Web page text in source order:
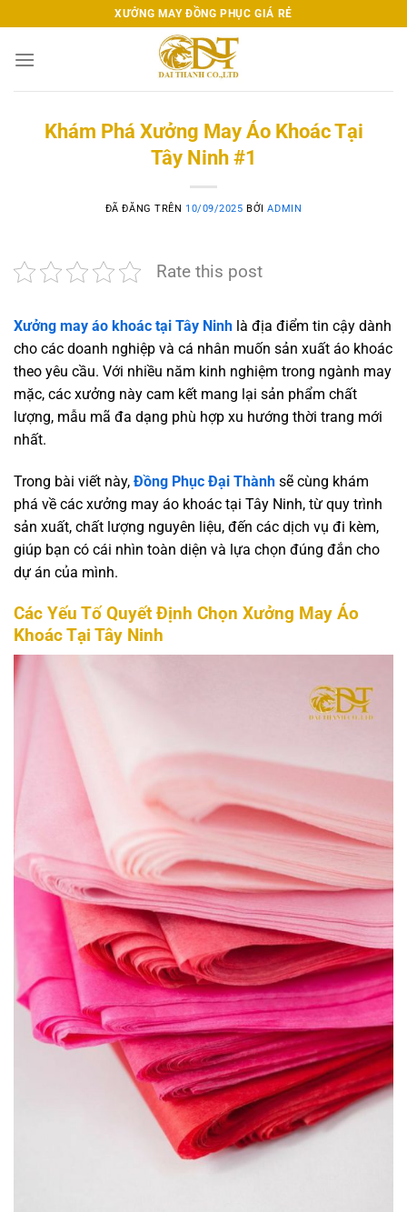
đến
nội
XƯỞNG MAY ĐỒNG PHỤC GIÁ RẺ
Khám Phá Xưởng May Áo Khoác Tại
Tây Ninh #1
ĐÃ ĐĂNG TRÊN 10/09/2025 BỞIADMIN
Rate this post
Xưởng may áo khoác tại Tây Ninh là địa điểm tin cậy dành
cho các doanh nghiệp và cá nhân muốn sản xuất áo khoác
theo yêu cầu. Với nhiều năm kinh nghiệm trong ngành may
mặc, các xưởng này cam kết mang lại sản phẩm chất
lượng, mẫu mã đa dạng phù hợp xu hướng thời trang mới
nhất.
Trong bài viết này, Đồng Phục Đại Thành sẽ cùng khám
phá về các xưởng may áo khoác tại Tây Ninh, từ quy trình
sản xuất, chất lượng nguyên liệu, đến các dịch vụ đi kèm,
giúp bạn có cái nhìn toàn diện và lựa chọn đúng đắn cho
dự án của mình.
Các Yếu Tố Quyết Định Chọn Xưởng May Áo
Khoác Tại Tây Ninh